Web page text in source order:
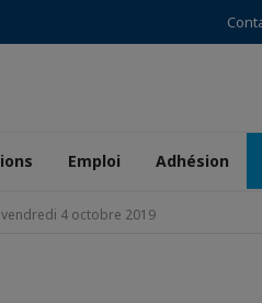
Emploi Adhésion
4 octobre 2019